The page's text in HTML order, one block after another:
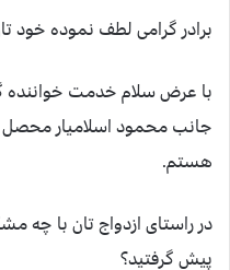
برادر گرامی لطف نموده خود
با عرض سلام خدمت خواننده
جانب محمود اسلامیار
هستم.
در راستای ازدواج تان با چه
پیش گرفتید؟